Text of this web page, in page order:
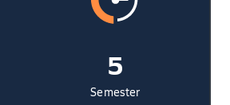
5
Semester